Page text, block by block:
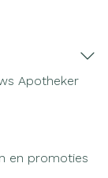
Apotheker
en promoties